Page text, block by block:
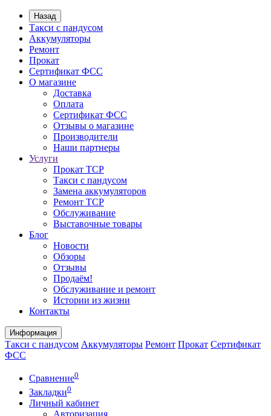
Назад
Такси с пандусом
Аккумуляторы
Ремонт
Прокат
Сертификат ФСС
О магазине
Доставка
Оплата
Сертификат ФСС
Отзывы о магазине
Производители
Наши партнеры
Услуги
Прокат ТСР
Такси с пандусом
Замена аккумуляторов
Ремонт ТСР
Обслуживание
Выставочные товары
Блог
Новости
Обзоры
Отзывы
Продаём!
Обслуживание и ремонт
Истории из жизни
Контакты
Информация
Такси с пандусом Аккумуляторы Ремонт Прокат Сертификат
ФСС
Сравнение0
Закладки0
Личный кабинет
Авторизация